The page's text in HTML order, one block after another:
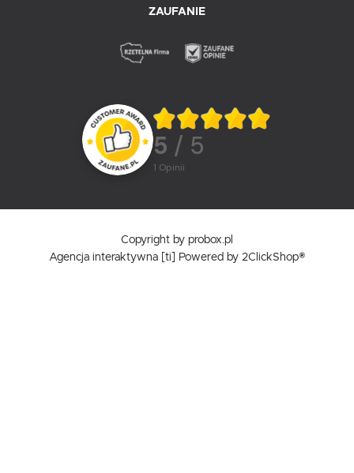
ZAUFANIE
5 / 5
1 opinii
Copyright by probox.pl
Agencja interaktywna
[ti] Powered by 2ClickShop®